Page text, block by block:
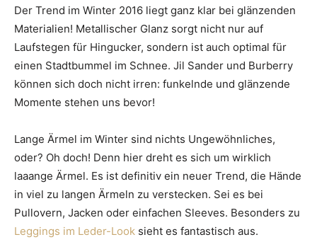
Der Trend im Winter 2016 liegt ganz klar bei glänzenden
Materialien! Metallischer Glanz sorgt nicht nur auf
Laufstegen für Hingucker, sondern ist auch optimal für
einen Stadtbummel im Schnee. Jil Sander und Burberry
können sich doch nicht irren: funkelnde und glänzende
Momente stehen uns bevor!
Lange Ärmel im Winter sind nichts Ungewöhnliches,
oder? Oh doch! Denn hier dreht es sich um wirklich
laaange Ärmel. Es ist definitiv ein neuer Trend, die Hände
in viel zu langen Ärmeln zu verstecken. Sei es bei
Pullovern, Jacken oder einfachen Sleeves. Besonders zu
Leggings im Leder-Look sieht es fantastisch aus.